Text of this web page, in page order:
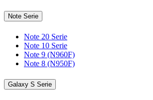
Note Serie
Note 20 Serie
Note 10 Serie
Note 9 (N960F)
Note 8 (N950F)
Galaxy S Serie